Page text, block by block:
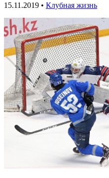
15.11.2019 • Клубная жизнь